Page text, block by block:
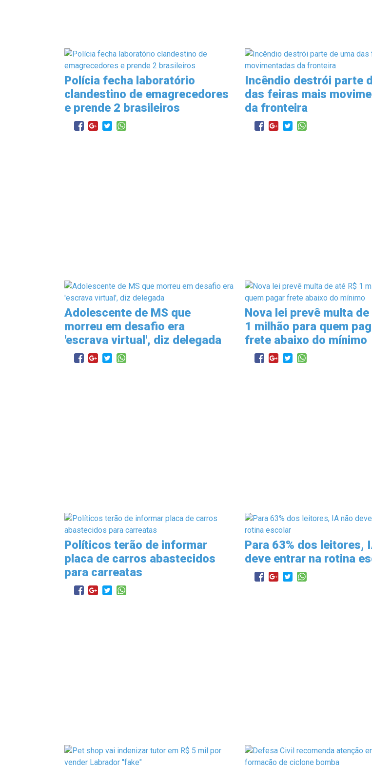
Polícia fecha laboratório
clandestino de emagrecedores
e prende 2 brasileiros
Incêndio destrói parte
das feiras mais
da fronteira
Adolescente de MS que
morreu em desafio era
'escrava virtual', diz delegada
Nova lei prevê multa de
1 milhão para quem
frete abaixo do mínimo
Políticos terão de informar
placa de carros abastecidos
para carreatas
Para 63% dos leitores,
deve entrar na rotina